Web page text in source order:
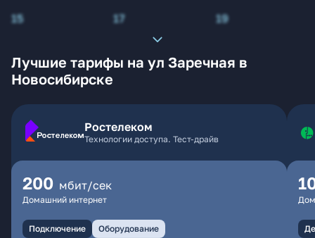
15
17 19
Лучшие тарифы на ул Заречная в
Новосибирске
Ростелеком
Технологии доступа. Тест-драйв
200 мбит/сек
Домашний интернет
Подключение Оборудование